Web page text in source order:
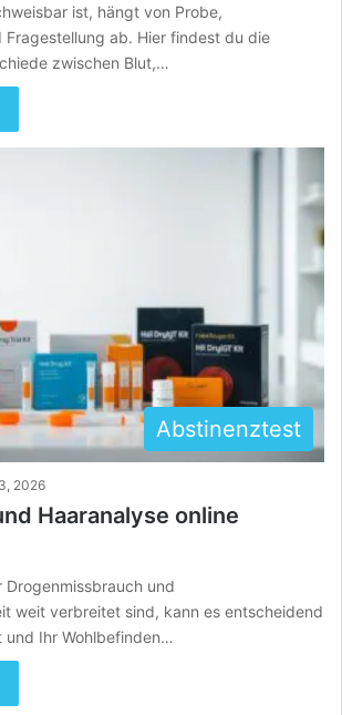
ist, hängt von Probe,
Fragestellung ab. Hier findest du die
zwischen Blut,…
Abstinenztest
2026
Haaranalyse online
Drogenmissbrauch und
weit verbreitet sind, kann es entscheidend
und Ihr Wohlbefinden…